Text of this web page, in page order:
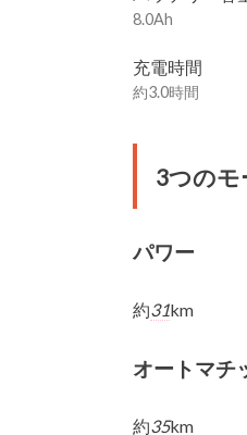
8.0Ah
充電時間
約3.0時間
3つのモ
パワー
約31km
オートマチ
約35km